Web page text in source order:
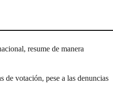
resume de manera
de votación, pese a las denuncias